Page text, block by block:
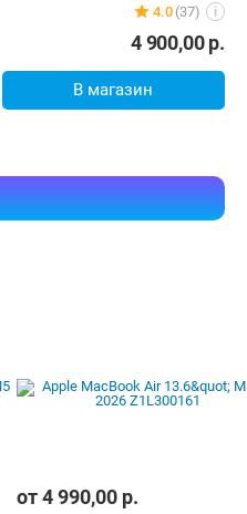
4.0 (37) i
4 900,00р.
В магазин
от4 990,00 р.